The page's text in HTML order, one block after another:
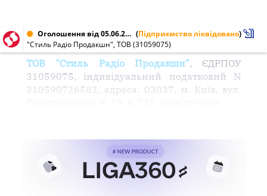
Оголошення від 05.06.2003 № 31059075 (Підприємство ліквідовано)
"Стиль Радіо Продакшн", ТОВ (31059075)
ТОВ "Стиль Радіо Продакшн", ЄДРПОУ
31059075, індивідуальний податковий N
310590726582, адреса: 03037, м. Київ, вул.